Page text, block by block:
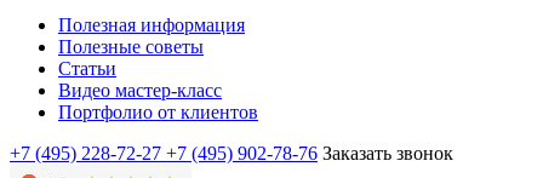
Полезная информация
Полезные советы
Статьи
Видео мастер-класс
Портфолио от клиентов
+7 (495) 228-72-27 +7 (495) 902-78-76 Заказать звонок